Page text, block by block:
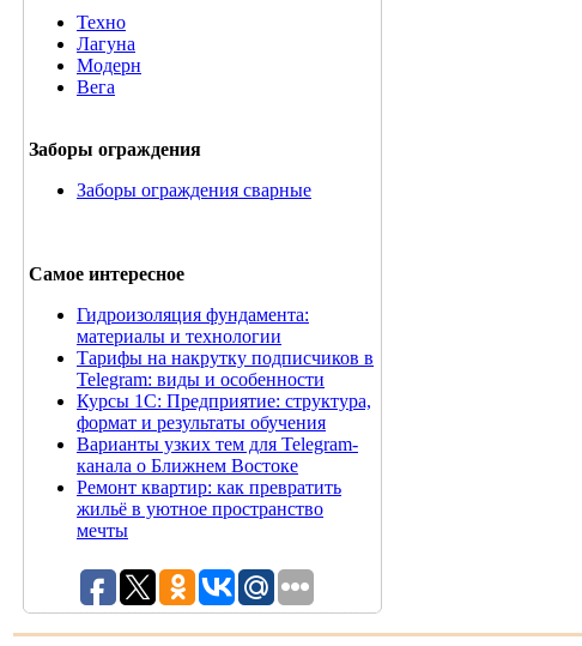
Техно
Лагуна
Модерн
Вега
Заборы ограждения
Заборы ограждения сварные
Самое интересное
Гидроизоляция фундамента:
материалы и технологии
Тарифы на накрутку подписчиков в
Telegram: виды и особенности
Курсы 1С: Предприятие: структура,
формат и результаты обучения
Варианты узких тем для Telegram-
канала о Ближнем Востоке
Ремонт квартир: как превратить
жильё в уютное пространство
мечты